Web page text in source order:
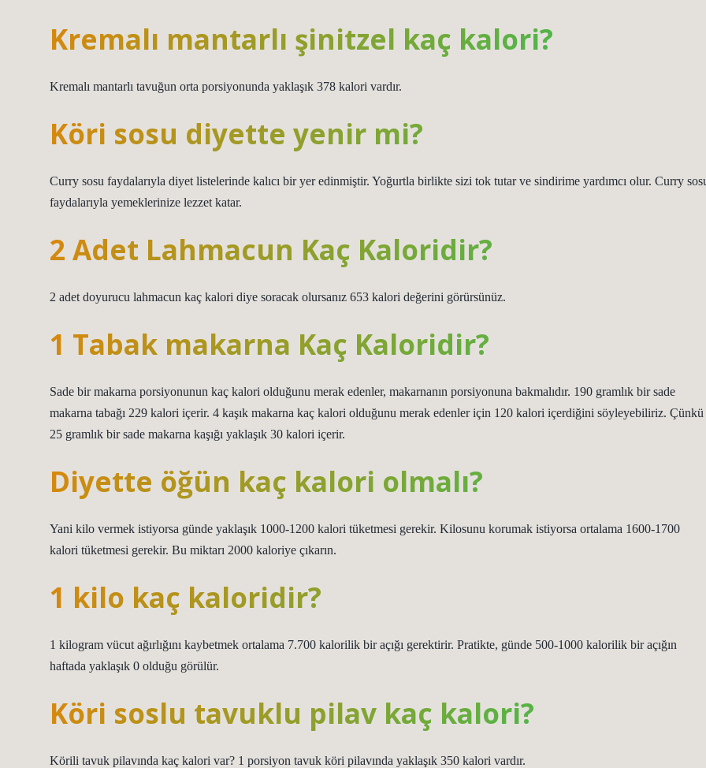
Kremalı mantarlı şinitzel kaç kalori?
Kremalı mantarlı tavuğun orta porsiyonunda yaklaşık 378 kalori vardır.
Köri sosu diyette yenir mi?
Curry sosu faydalarıyla diyet listelerinde kalıcı bir yer edinmiştir. Yoğurtla birlikte sizi tok tutar ve sindirime yardımcı olur. Curry
faydalarıyla yemeklerinize lezzet katar.
2 Adet Lahmacun Kaç Kaloridir?
2 adet doyurucu lahmacun kaç kalori diye soracak olursanız 653 kalori değerini görürsünüz.
1 Tabak makarna Kaç Kaloridir?
Sade bir makarna porsiyonunun kaç kalori olduğunu merak edenler, makarnanın porsiyonuna bakmalıdır. 190 gramlık bir sade
makarna tabağı 229 kalori içerir. 4 kaşık makarna kaç kalori olduğunu merak edenler için 120 kalori içerdiğini söyleyebiliriz. Çünkü
25 gramlık bir sade makarna kaşığı yaklaşık 30 kalori içerir.
Diyette öğün kaç kalori olmalı?
Yani kilo vermek istiyorsa günde yaklaşık 1000-1200 kalori tüketmesi gerekir. Kilosunu korumak istiyorsa ortalama 1600-1700
kalori tüketmesi gerekir. Bu miktarı 2000 kaloriye çıkarın.
1 kilo kaç kaloridir?
1 kilogram vücut ağırlığını kaybetmek ortalama 7.700 kalorilik bir açığı gerektirir. Pratikte, günde 500-1000 kalorilik bir açığın
haftada yaklaşık 0 olduğu görülür.
Köri soslu tavuklu pilav kaç kalori?
Körili tavuk pilavında kaç kalori var? 1 porsiyon tavuk köri pilavında yaklaşık 350 kalori vardır.